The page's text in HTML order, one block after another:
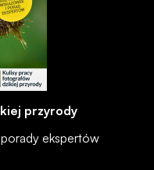
przyrody
ekspertów